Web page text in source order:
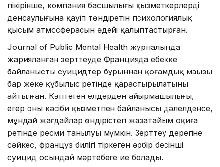
пікірінше, компания басшылығы қызметкерлердің
денсаулығына қауіп төндіретін психологиялық
қысым атмосферасын әдейі қалыптастырған.
Journal of Public Mental Health журналында
жарияланған зерттеуде Францияда еңбекке
байланысты суицидтер бұрыннан қоғамдық маңызы
бар жеке құбылыс ретінде қарастырылатыны
айтылған. Көптеген елдерден айырмашылығы,
егер оның кәсіби қызметпен байланысы дәлелденсе,
мұндай жағдайлар өндірістегі жазатайым оқиға
ретінде ресми танылуы мүмкін. Зерттеу дерегіне
сәйкес, француз билігі тіркеген әрбір бесінші
суицид осындай мәртебеге ие болады.